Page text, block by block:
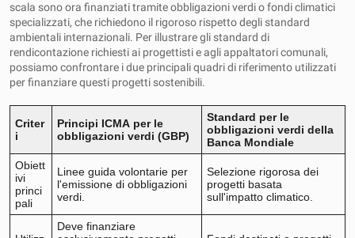
scala sono ora finanziati tramite obbligazioni verdi o fondi climatici
specializzati, che richiedono il rigoroso rispetto degli standard
ambientali internazionali. Per illustrare gli standard di
rendicontazione richiesti ai progettisti e agli appaltatori comunali,
possiamo confrontare i due principali quadri di riferimento utilizzati
per finanziare questi progetti sostenibili.
Criter
i
Principi ICMA per le
obbligazioni verdi (GBP)
Standard per le
obbligazioni verdi della
Banca Mondiale
Obiett
ivi
princi
pali
Linee guida volontarie per
l'emissione di obbligazioni
verdi.
Selezione rigorosa dei
progetti basata
sull'impatto climatico.
Deve finanziare